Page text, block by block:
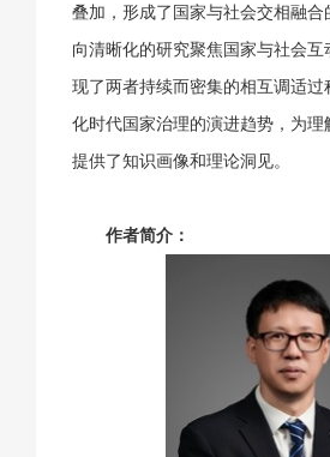
叠加，形成了国家与社会交相融合
向清晰化的研究聚焦国家与社会互
现了两者持续而密集的相互调适过
化时代国家治理的演进趋势，为理
提供了知识画像和理论洞见。
作者简介：